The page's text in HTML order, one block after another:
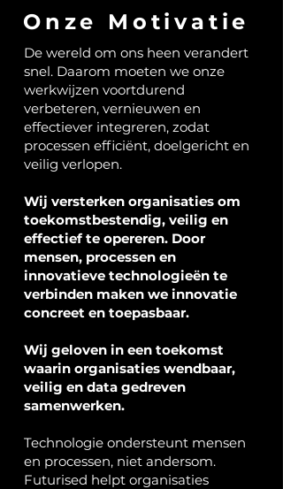
Onze Motivatie
De wereld om ons heen verandert
snel. Daarom moeten we onze
werkwijzen voortdurend
verbeteren, vernieuwen en
effectiever integreren, zodat
processen efficiënt, doelgericht en
veilig verlopen.​
Wij versterken organisaties om
toekomstbestendig, veilig en
effectief te opereren. Door
mensen, processen en
innovatieve technologieën te
verbinden maken we innovatie
concreet en toepasbaar.
Wij geloven in een toekomst
waarin organisaties wendbaar,
veilig en data gedreven
samenwerken.
Technologie ondersteunt mensen
en processen, niet andersom.
Futurised helpt organisaties